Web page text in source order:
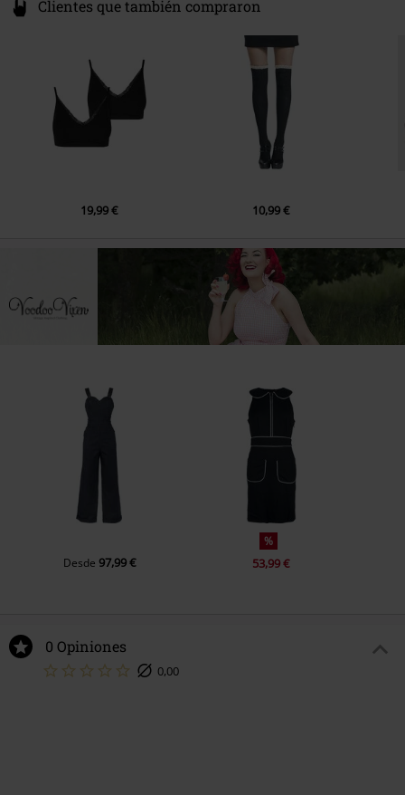
Clientes que también compraron
19,99 € 10,99 €
Desde 97,99 €
%
53,99 €
0 Opiniones